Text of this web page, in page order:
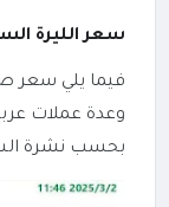
سعر الليرة السورية
فيما يلي سعر
بحسب نشرة